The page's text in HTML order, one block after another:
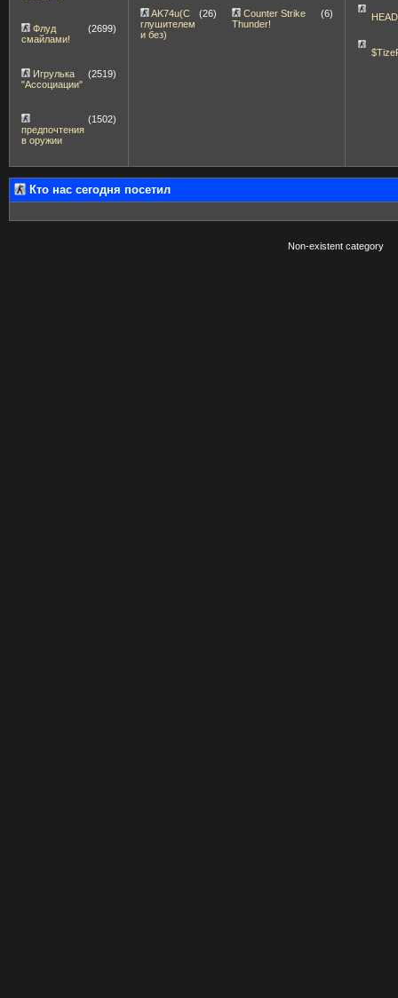
Флуд
смайлами!
(2699)
Игрулька
"Ассоциации"
(2519)
предпочтения
в оружии
(1502)
AK74u(С
глушителем
и без)
(26)
Counter Strike
Thunder!
(6)
Кто нас сегодня посетил
Non-existent category